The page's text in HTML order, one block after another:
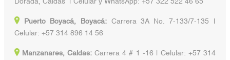
Puerto Boyacá, Boyacá:Carrera 3A No. 7-133/7-135 |
Celular: +57 314 896 14 56
Manzanares, Caldas: Carrera 4 # 1 -16 | Celular: +57 314